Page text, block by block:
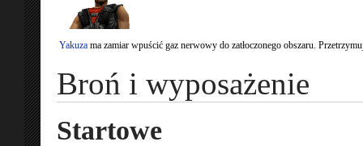
Yakuza ma zamiar wpuścić gaz nerwowy do zatłoczonego obszaru.
Broń i wyposażenie
Startowe